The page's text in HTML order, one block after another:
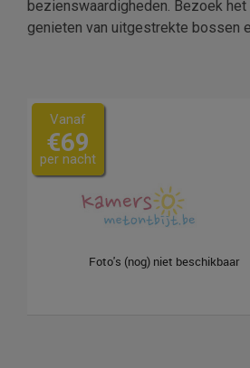
bezienswaardigheden. Bezoek
genieten van uitgestrekte bossen
Vanaf
€69
per nacht